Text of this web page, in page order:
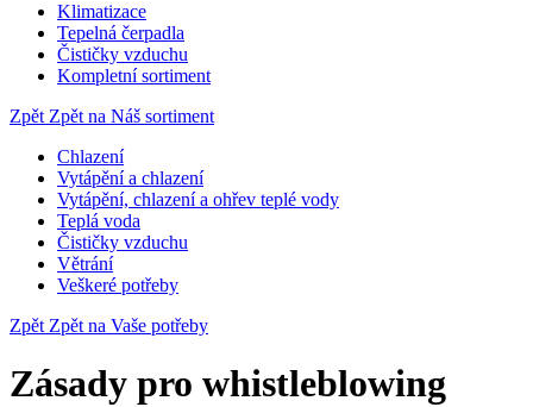
Klimatizace
Tepelná čerpadla
Čističky vzduchu
Kompletní sortiment
Zpět Zpět na Náš sortiment
Chlazení
Vytápění a chlazení
Vytápění, chlazení a ohřev teplé vody
Teplá voda
Čističky vzduchu
Větrání
Veškeré potřeby
Zpět Zpět na Vaše potřeby
Zásady pro whistleblowing